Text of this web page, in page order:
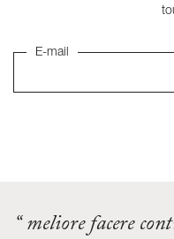
E-mail
“ meliore facere